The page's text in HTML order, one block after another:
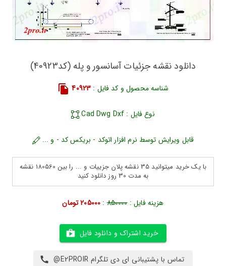
دانلود نقشه جزئیات آسانسور و پله (کد40923)
شناسه محصول و کد فایل : 40923
نوع فایل : Cad Dwg Dxf
قابل ویرایش توسط نرم افزار اتوکد - بریکس کد - و ...
با یک خرید میتوانید 35 نقشه پلان جزییات و ... را بین 180560 نقشه
به مدت 30 روز دانلود کنید
هزینه فایل :850000
: 205000 تومان
خرید اشتراک و دانلود فایل
تماس با پشتیبانی ای دی تلگرام E2PROIR@